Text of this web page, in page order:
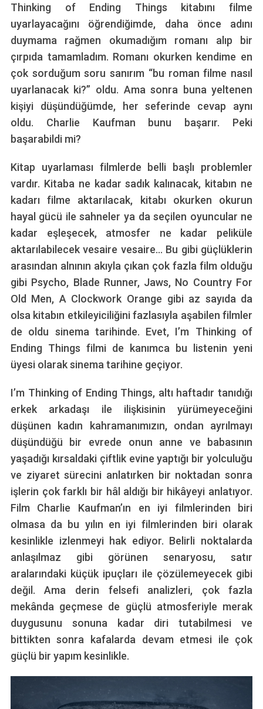
Thinking of Ending Things kitabını filme
uyarlayacağını öğrendiğimde, daha önce adını
duymama rağmen okumadığım romanı alıp bir
çırpıda tamamladım. Romanı okurken kendime en
çok sorduğum soru sanırım “bu roman filme nasıl
uyarlanacak ki?” oldu. Ama sonra buna yeltenen
kişiyi düşündüğümde, her seferinde cevap aynı
oldu. Charlie Kaufman bunu başarır. Peki
başarabildi mi?
Kitap uyarlaması filmlerde belli başlı problemler
vardır. Kitaba ne kadar sadık kalınacak, kitabın ne
kadarı filme aktarılacak, kitabı okurken okurun
hayal gücü ile sahneler ya da seçilen oyuncular ne
kadar eşleşecek, atmosfer ne kadar peliküle
aktarılabilecek vesaire vesaire… Bu gibi güçlüklerin
arasından alnının akıyla çıkan çok fazla film olduğu
gibi Psycho, Blade Runner, Jaws, No Country For
Old Men, A Clockwork Orange gibi az sayıda da
olsa kitabın etkileyiciliğini fazlasıyla aşabilen filmler
de oldu sinema tarihinde. Evet, I’m Thinking of
Ending Things filmi de kanımca bu listenin yeni
üyesi olarak sinema tarihine geçiyor.
I’m Thinking of Ending Things, altı haftadır tanıdığı
erkek arkadaşı ile ilişkisinin yürümeyeceğini
düşünen kadın kahramanımızın, ondan ayrılmayı
düşündüğü bir evrede onun anne ve babasının
yaşadığı kırsaldaki çiftlik evine yaptığı bir yolculuğu
ve ziyaret sürecini anlatırken bir noktadan sonra
işlerin çok farklı bir hâl aldığı bir hikâyeyi anlatıyor.
Film Charlie Kaufman’ın en iyi filmlerinden biri
olmasa da bu yılın en iyi filmlerinden biri olarak
kesinlikle izlenmeyi hak ediyor. Belirli noktalarda
anlaşılmaz gibi görünen senaryosu, satır
aralarındaki küçük ipuçları ile çözülemeyecek gibi
değil. Ama derin felsefi analizleri, çok fazla
mekânda geçmese de güçlü atmosferiyle merak
duygusunu sonuna kadar diri tutabilmesi ve
bittikten sonra kafalarda devam etmesi ile çok
güçlü bir yapım kesinlikle.